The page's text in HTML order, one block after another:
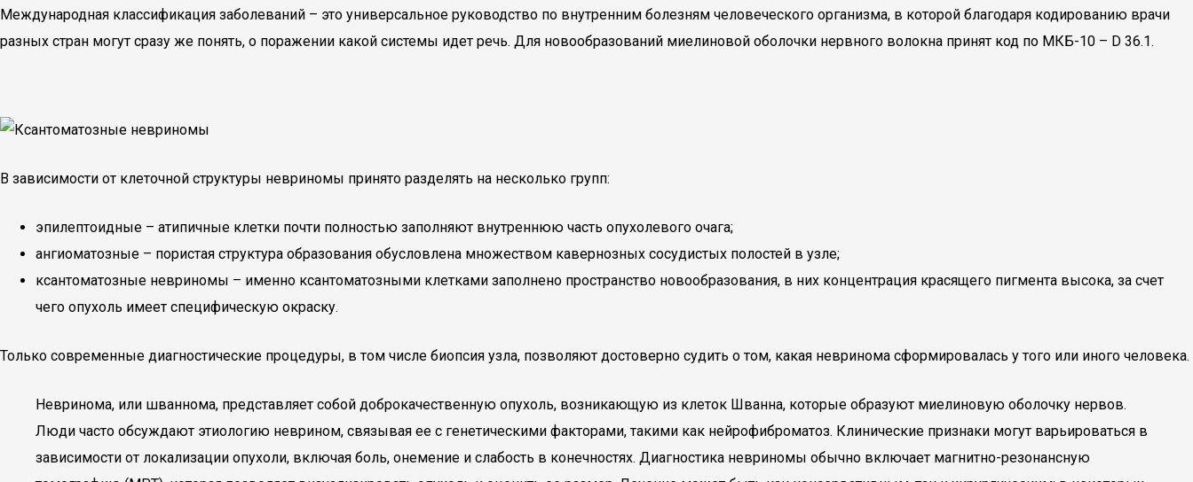
Международная классификация заболеваний – это универсальное руководство по внутренним болезням человеческого организма, в которой благодаря кодированию врачи
разных стран могут сразу же понять, о поражении какой системы идет речь. Для новообразований миелиновой оболочки нервного волокна принят код по МКБ-10 – D 36.1.
В зависимости от клеточной структуры невриномы принято разделять на несколько групп:
эпилептоидные – атипичные клетки почти полностью заполняют внутреннюю часть опухолевого очага;
ангиоматозные – пористая структура образования обусловлена множеством кавернозных сосудистых полостей в узле;
ксантоматозные невриномы – именно ксантоматозными клетками заполнено пространство новообразования, в них концентрация красящего пигмента высока, за счет
чего опухоль имеет специфическую окраску.
Только современные диагностические процедуры, в том числе биопсия узла, позволяют достоверно судить о том, какая невринома сформировалась у того или иного человека.
Невринома, или шваннома, представляет собой доброкачественную опухоль, возникающую из клеток Шванна, которые образуют миелиновую оболочку нервов.
Люди часто обсуждают этиологию неврином, связывая ее с генетическими факторами, такими как нейрофиброматоз. Клинические признаки могут варьироваться в
зависимости от локализации опухоли, включая боль, онемение и слабость в конечностях. Диагностика невриномы обычно включает магнитно-резонансную